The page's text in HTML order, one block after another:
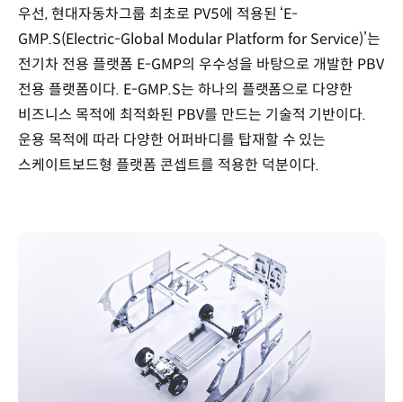
우선, 현대자동차그룹 최초로 PV5에 적용된 ‘E-
GMP.S(Electric-Global Modular Platform for Service)’는
전기차 전용 플랫폼 E-GMP의 우수성을 바탕으로 개발한 PBV
전용 플랫폼이다. E-GMP.S는 하나의 플랫폼으로 다양한
비즈니스 목적에 최적화된 PBV를 만드는 기술적 기반이다.
운용 목적에 따라 다양한 어퍼바디를 탑재할 수 있는
스케이트보드형 플랫폼 콘셉트를 적용한 덕분이다.